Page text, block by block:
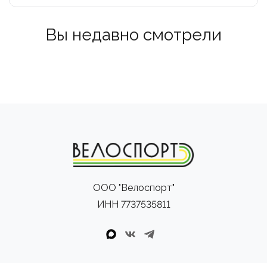
Вы недавно смотрели
ООО "Велоспорт"
ИНН 7737535811